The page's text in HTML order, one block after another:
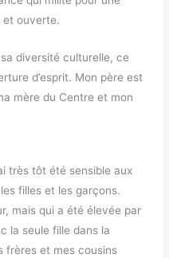
et ouverte.
diversité culturelle, ce
d’esprit. Mon père est
mère du Centre et mon
très tôt été sensible aux
filles et les garçons.
mais qui a été élevée par
la seule fille dans la
frères et mes cousins